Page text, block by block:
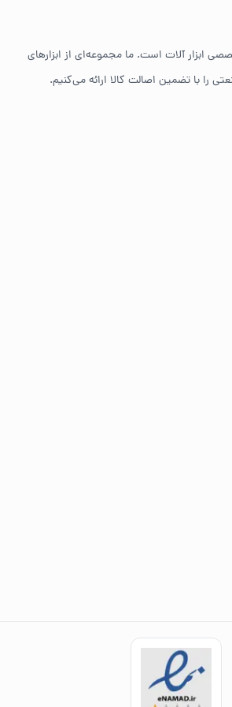
ابزار
ابزارهای سبک مانند دریل شارژی،
ابزار آلات است. ما مجموعه‌ای از ابزارهای
را با تضمین اصالت کالا ارائه می‌کنیم.